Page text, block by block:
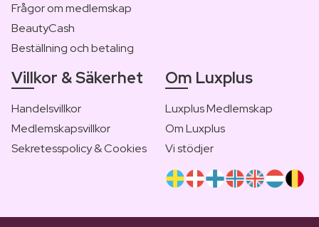
Frågor om medlemskap
BeautyCash
Beställning och betaling
Villkor & Säkerhet
Handelsvillkor
Medlemskapsvillkor
Sekretesspolicy & Cookies
Om Luxplus
Luxplus Medlemskap
Om Luxplus
Vi stödjer